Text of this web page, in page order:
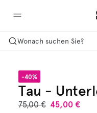
Wonach suchen Sie?
-40%
Tau -
75,00 € 45,00 €